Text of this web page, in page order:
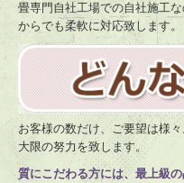
畳専門自社工場での自社施工
からでも柔軟に対応致します。
お客様の数だけ、ご要望は様
大限の努力を致します。
質にこだわる方には、最上級の